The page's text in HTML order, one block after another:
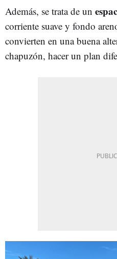
Además, se trata de un
corriente suave y fondo
convierten en una buena
chapuzón, hacer un plan